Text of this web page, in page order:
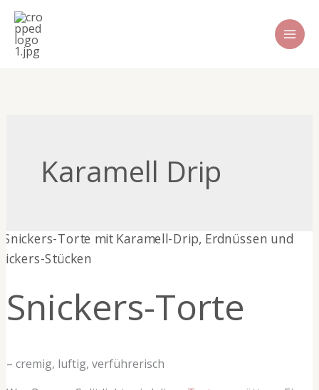
Zum
Inhalt
springen
Karamell Drip
Snickers-Torte
– cremig, luftig, verführerisch
Snickers-
Torte